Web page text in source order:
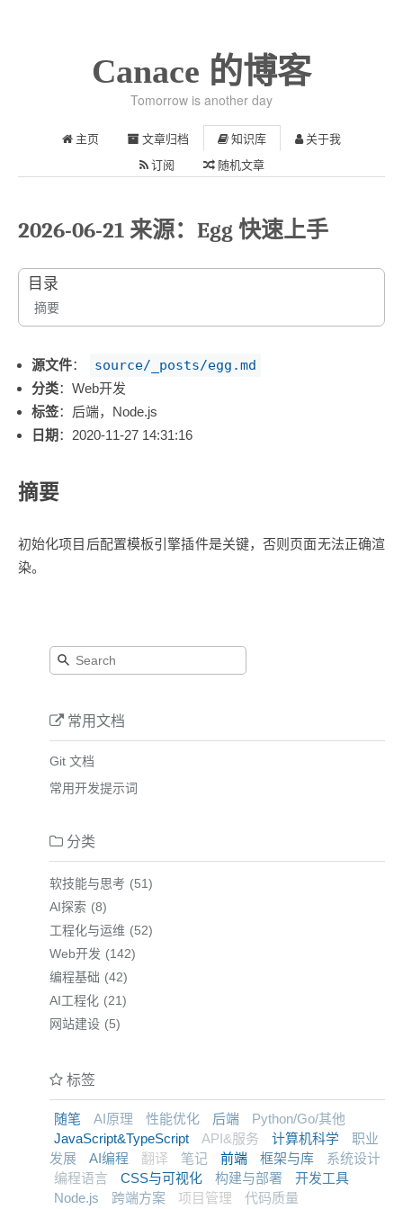
Canace 的博客
Tomorrow is another day
主页 文章归档 知识库 关于我
订阅 随机文章
2026-06-21 来源：Egg 快速上手
目录
摘要
源文件： source/_posts/egg.md
分类：Web开发
标签：后端，Node.js
日期 ：2020-11-27 14:31:16
摘要
初始化项目后配置模板引擎插件是关键，否则页面无法正确渲
染。
常用文档
Git 文档
常用开发提示词
分类
软技能与思考
51
AI探索
8
工程化与运维
52
Web开发
142
编程基础
42
AI工程化
21
网站建设
5
标签
随笔 AI原理 性能优化 后端
Python/Go/其他
JavaScript&TypeScript
API&服务 计算机科学
职业
发展
AI编程 翻译 笔记 前端 框架与库
系统设计
编程语言
CSS与可视化 构建与部署
开发工具
Node.js
跨端方案 项目管理 代码质量